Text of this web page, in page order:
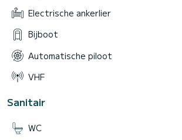
Electrische ankerlier
Bijboot
Automatische piloot
VHF
Sanitair
WC